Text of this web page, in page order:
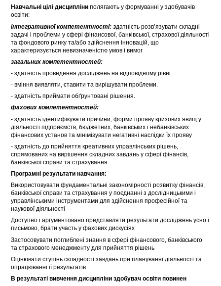
Навчальні цілі дисципліниполягають у формуванні у здобувачів
освіти:
інтегративної компетентності: здатність розв’язувати складні
задачі і проблеми у сфері фінансової, банківської, страхової діяльності
та фондового ринку та/або здійснення інновацій, що
характеризується невизначеністю умов і вимог
загальних компетентностей:
- здатність проведення досліджень на відповідному рівні
- вміння виявляти, ставити та вирішувати проблеми.
- здатність приймати обґрунтовані рішення.
фахових компетентностей:
- здатність ідентифікувати причини, форми прояву кризових явищ у
діяльності підприємств, бюджетних, банківських і небанківських
фінансових установ та мінімізувати негативні наслідки їх прояву
- здатність до прийняття креативних управлінських рішень,
спрямованих на вирішення складних завдань у сфері фінансів,
банківської справи та страхування
Програмні результати навчання:
Використовувати фундаментальні закономірності розвитку фінансів,
банківської справи та страхування у поєднанні з дослідницькими і
управлінськими інструментами для здійснення професійної та
наукової діяльності
Доступно і аргументовано представляти результати досліджень усно і
письмово, брати участь у фахових дискусіях
Застосовувати поглиблені знання в сфері фінансового, банківського
та страхового менеджменту для прийняття рішень
Оцінювати ступінь складності завдань при плануванні діяльності та
опрацюванні її результатів
В результаті вивчення дисципліни здобувач освіти повинен